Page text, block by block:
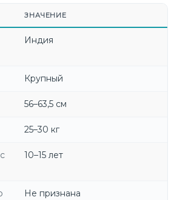
ЗНАЧЕНИЕ
Индия
Крупный
56–63,5 см
25–30 кг
10–15 лет
Не признана